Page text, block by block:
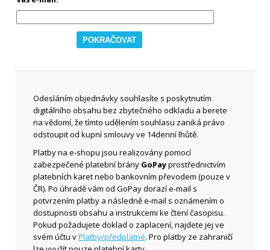
Odesláním objednávky souhlasíte s poskytnutím
digitálního obsahu bez zbytečného odkladu a berete
na vědomí, že tímto udělením souhlasu zaniká právo
odstoupit od kupní smlouvy ve 14denní lhůtě.
Platby na e-shopu jsou realizovány pomocí
zabezpečené platební brány GoPayprostřednictvím
platebních karet nebo bankovním převodem (pouze v
ČR). Po úhradě vám od GoPay dorazí e-mail s
potvrzením platby a následně e-mail s oznámením o
dostupnosti obsahu a instrukcemi ke čtení časopisu.
Pokud požadujete doklad o zaplacení, najdete jej ve
svém účtu vPlatby/předplatné. Pro platby ze zahraničí